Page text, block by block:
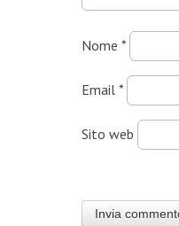
Nome *
Email *
Sito web